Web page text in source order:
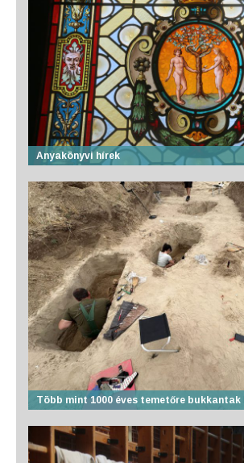
Anyakönyvi hírek
Több mint 1000 éves temetőre bukkantak